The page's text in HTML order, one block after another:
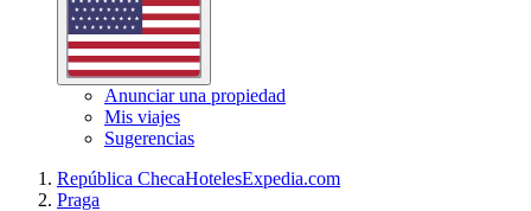
Anunciar una propiedad
Mis viajes
Sugerencias
República ChecaHotelesExpedia.com
Praga